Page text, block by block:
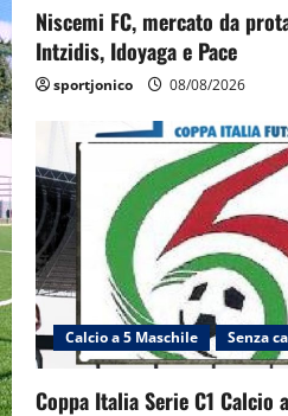
Niscemi FC, mercato da
Intzidis, Idoyaga e Pace
sportjonico 08/08/2026
Calcio a 5 Maschile Senza
Coppa Italia Serie C1